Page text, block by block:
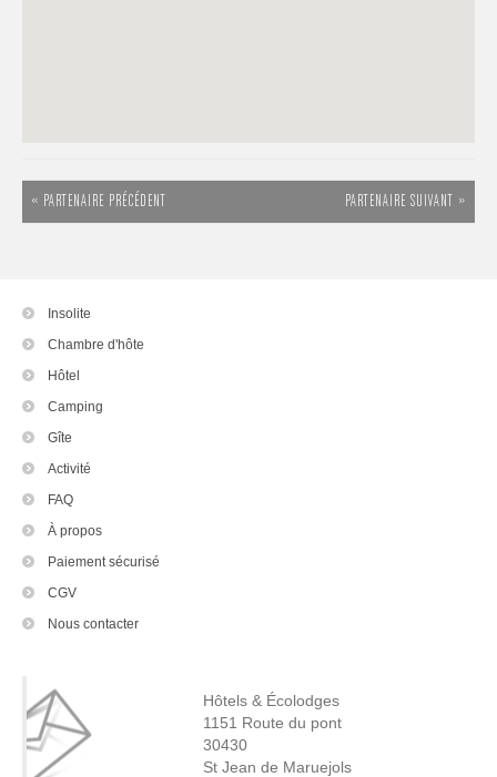
« PARTENAIRE PRÉCÉDENT PARTENAIRE SUIVANT »
Insolite
Chambre d'hôte
Hôtel
Camping
Gîte
Activité
FAQ
À propos
Paiement sécurisé
CGV
Nous contacter
Hôtels & Écolodges
1151 Route du pont
30430
St Jean de Maruejols